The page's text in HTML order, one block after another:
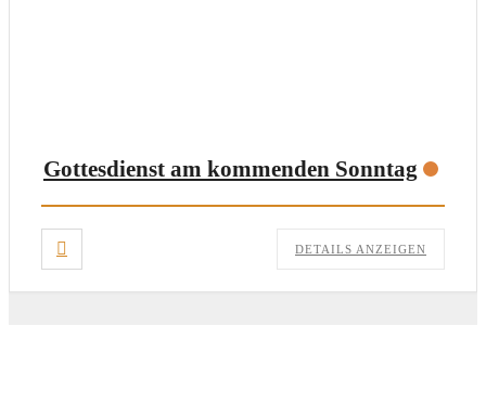
Gottesdienst am kommenden Sonntag
DETAILS ANZEIGEN